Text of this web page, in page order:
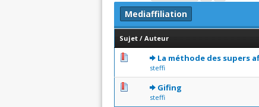
Mediaffiliation
Sujet / Auteur
La méthode des supers
steffi
0 Votes - 0 sur 5 en
12345
Gifing
steffi
0 Votes - 0 sur 5 en